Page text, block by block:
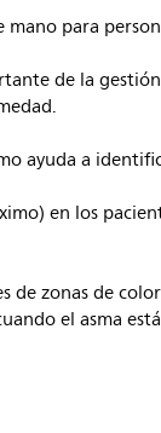
para
de la
ayuda a
en los
de zonas de
el asma